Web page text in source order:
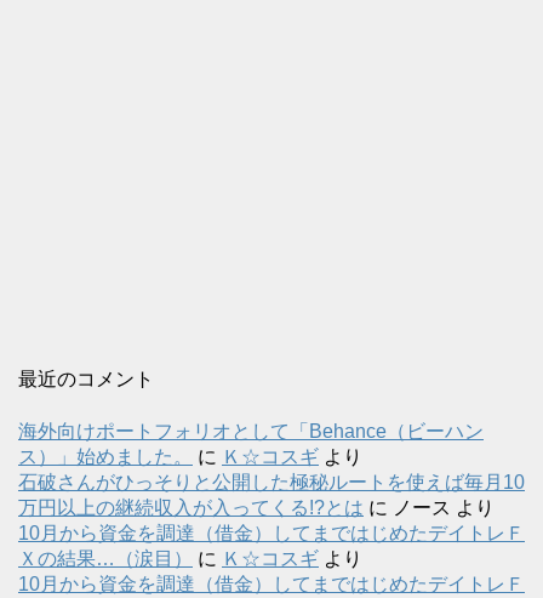
最近のコメント
海外向けポートフォリオとして「Behance（ビーハン
ス）」始めました。
に Ｋ☆コスギ より
石破さんがひっそりと公開した極秘ルートを使えば毎月10
万円以上の継続収入が入ってくる!?とは に ノース より
10月から資金を調達（借金）してまではじめたデイトレＦ
Ｘの結果…（涙目）
に Ｋ☆コスギ より
10月から資金を調達（借金）してまではじめたデイトレＦ